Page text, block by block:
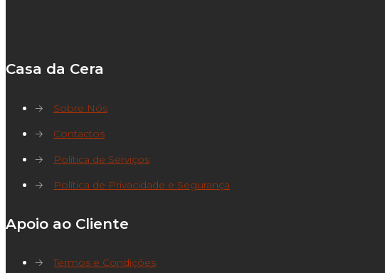
Casa da Cera
→
Sobre Nós
→
Contactos
→
Política de Serviços
→
Política de Privacidade e Segurança
Apoio ao Cliente
→
Termos e Condições